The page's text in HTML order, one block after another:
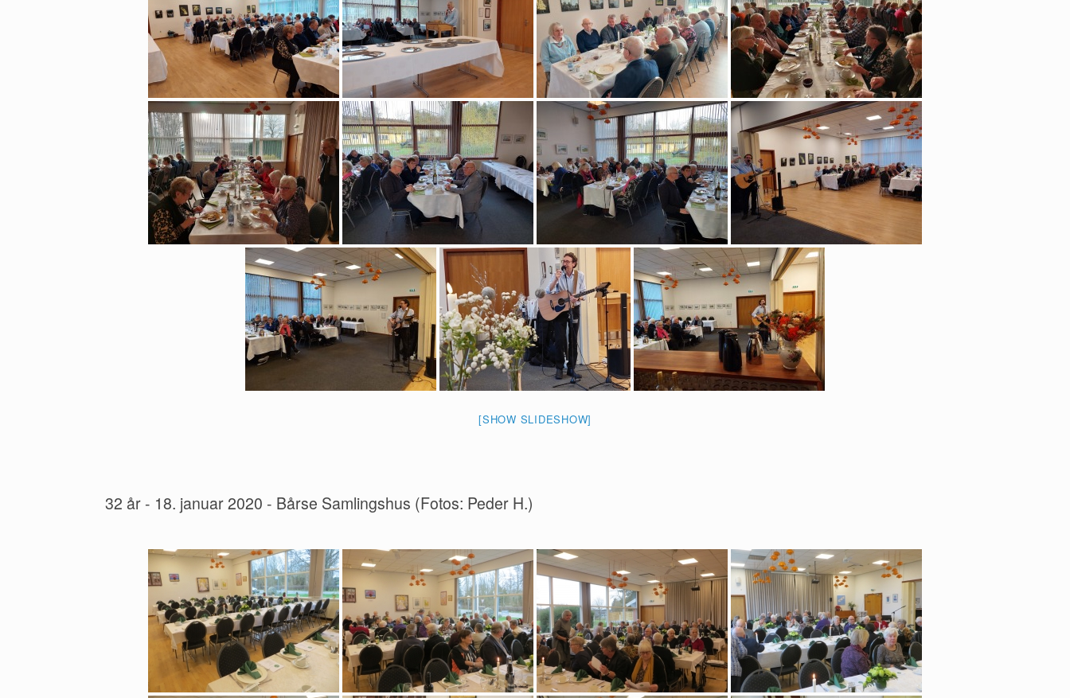
[SHOW SLIDESHOW]
32 år - 18. januar 2020 - Bårse Samlingshus (Fotos: Peder H.)